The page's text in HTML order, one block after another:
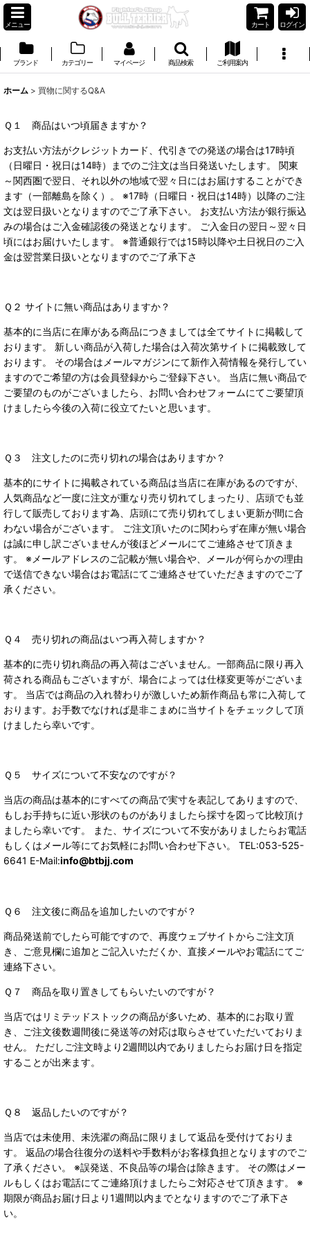
メニュー カート ログイン
ブランド カテゴリー マイページ 商品検索 ご利用案内
ホーム > 買物に関するQ&A
Ｑ１ 商品はいつ頃届きますか？
お支払い方法がクレジットカード、代引きでの発送の場合は17時頃
（日曜日・祝日は14時）までのご注文は当日発送いたします。 関東
～関西圏で翌日、それ以外の地域で翌々日にはお届けすることができ
ます（一部離島を除く）。 ※17時（日曜日・祝日は14時）以降のご注
文は翌日扱いとなりますのでご了承下さい。 お支払い方法が銀行振込
みの場合はご入金確認後の発送となります。 ご入金日の翌日～翌々日
頃にはお届けいたします。 ※普通銀行では15時以降や土日祝日のご入
金は翌営業日扱いとなりますのでご了承下さ
Ｑ２ サイトに無い商品はありますか？
基本的に当店に在庫がある商品につきましては全てサイトに掲載して
おります。 新しい商品が入荷した場合は入荷次第サイトに掲載致して
おります。 その場合はメールマガジンにて新作入荷情報を発行してい
ますのでご希望の方は会員登録からご登録下さい。 当店に無い商品で
ご要望のものがございましたら、お問い合わせフォームにてご要望頂
けましたら今後の入荷に役立てたいと思います。
Ｑ３ 注文したのに売り切れの場合はありますか？
基本的にサイトに掲載されている商品は当店に在庫があるのですが、
人気商品など一度に注文が重なり売り切れてしまったり、店頭でも並
行して販売しております為、店頭にて売り切れてしまい更新が間に合
わない場合がございます。 ご注文頂いたのに関わらず在庫が無い場合
は誠に申し訳ございませんが後ほどメールにてご連絡させて頂きま
す。 ※メールアドレスのご記載が無い場合や、メールが何らかの理由
で送信できない場合はお電話にてご連絡させていただきますのでご了
承ください。
Ｑ４ 売り切れの商品はいつ再入荷しますか？
基本的に売り切れ商品の再入荷はございません。一部商品に限り再入
荷される商品もございますが、場合によっては仕様変更等がございま
す。 当店では商品の入れ替わりが激しいため新作商品も常に入荷して
おります。お手数でなければ是非こまめに当サイトをチェックして頂
けましたら幸いです。
Ｑ５ サイズについて不安なのですが？
当店の商品は基本的にすべての商品で実寸を表記してありますので、
もしお手持ちに近い形状のものがありましたら採寸を図って比較頂け
ましたら幸いです。 また、サイズについて不安がありましたらお電話
もしくはメール等にてお気軽にお問い合わせ下さい。 TEL:053-525-
6641 E-Mail:info@btbjj.com
Ｑ６ 注文後に商品を追加したいのですが？
商品発送前でしたら可能ですので、再度ウェブサイトからご注文頂
き、ご意見欄に追加とご記入いただくか、直接メールやお電話にてご
連絡下さい。
Ｑ７ 商品を取り置きしてもらいたいのですが？
当店ではリミテッドストックの商品が多いため、基本的にお取り置
き、ご注文後数週間後に発送等の対応は取らさせていただいておりま
せん。 ただしご注文時より2週間以内でありましたらお届け日を指定
することが出来ます。
Ｑ８ 返品したいのですが？
当店では未使用、未洗濯の商品に限りまして返品を受付けておりま
す。 返品の場合往復分の送料や手数料がお客様負担となりますのでご
了承ください。 ※誤発送、不良品等の場合は除きます。 その際はメー
ルもしくはお電話にてご連絡頂けましたらご対応させて頂きます。 ※
期限が商品お届け日より1週間以内までとなりますのでご了承下さ
い。